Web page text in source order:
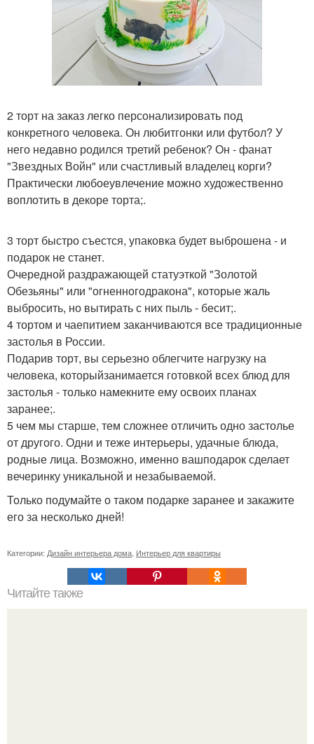
2 торт на заказ легко персонализировать под
конкретного человека. Он любитгонки или футбол? У
него недавно родился третий ребенок? Он - фанат
"Звездных Войн" или счастливый владелец корги?
Практически любоеувлечение можно художественно
воплотить в декоре торта;.
3 торт быстро съестся, упаковка будет выброшена - и
подарок не станет.
Очередной раздражающей статуэткой "Золотой
Обезьяны" или "огненногодракона", которые жаль
выбросить, но вытирать с них пыль - бесит;.
4 тортом и чаепитием заканчиваются все традиционные
застолья в России.
Подарив торт, вы серьезно облегчите нагрузку на
человека, которыйзанимается готовкой всех блюд для
застолья - только намекните ему освоих планах
заранее;.
5 чем мы старше, тем сложнее отличить одно застолье
от другого. Одни и теже интерьеры, удачные блюда,
родные лица. Возможно, именно вашподарок сделает
вечеринку уникальной и незабываемой.
Только подумайте о таком подарке заранее и закажите
его за несколько дней!
Категории: Дизайн интерьера дома Интерьер для квартиры
Читайте также